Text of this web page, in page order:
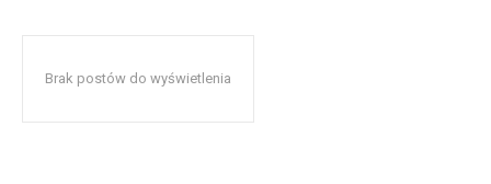
Brak postów do wyświetlenia